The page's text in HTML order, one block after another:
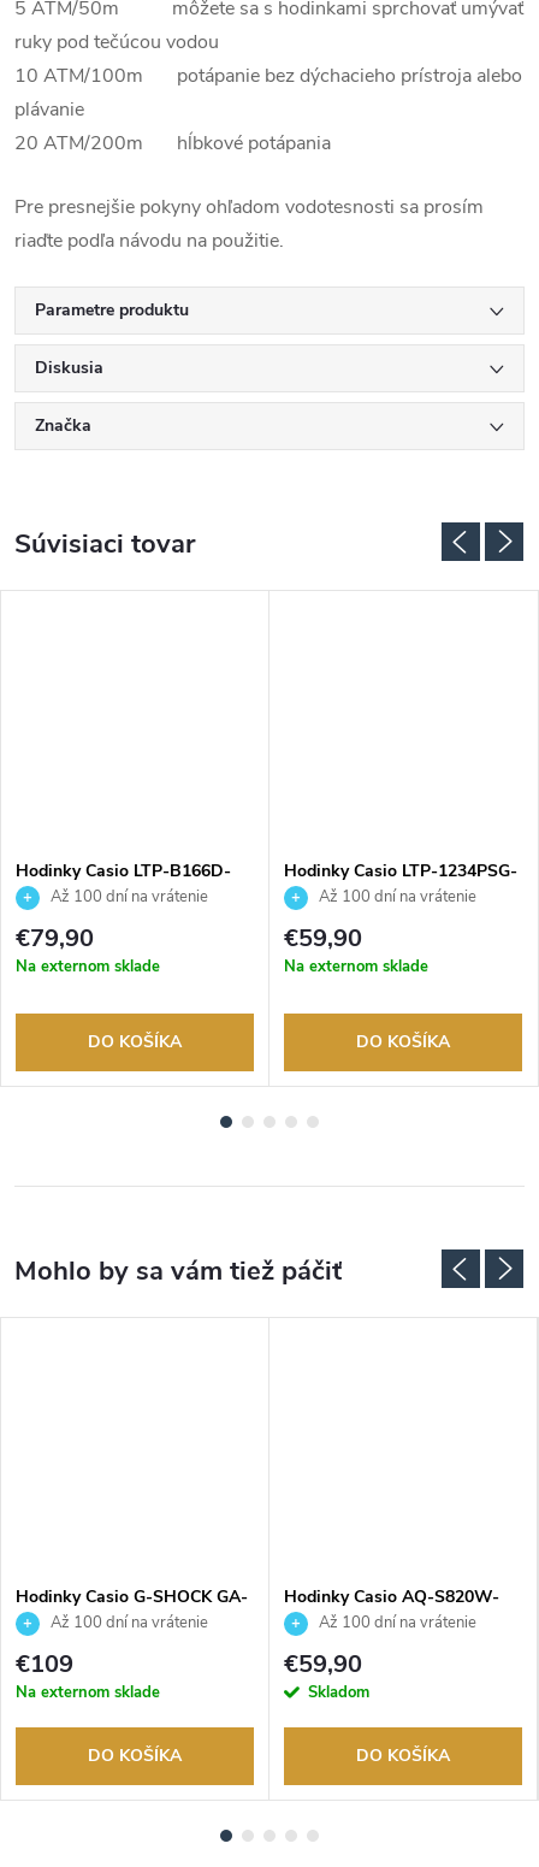
5 ATM/50m môžete sa s hodinkami sprchovať umývať
ruky pod tečúcou vodou
10 ATM/100m potápanie bez dýchacieho prístroja alebo
plávanie
20 ATM/200m hĺbkové potápania
Pre presnejšie pokyny ohľadom vodotesnosti sa prosím
riaďte podľa návodu na použitie.
Parametre produktu
Diskusia
Značka
Súvisiaci tovar
Hodinky Casio LTP-B166D-
2AVEFAž 100 dní na vrátenie
tovaru. Autorizovaný predajca.
€79,90
Na externom sklade
DO KOŠÍKA
Hodinky Casio LTP-1234PSG-
7AEGAž 100 dní na vrátenie
tovaru. Autorizovaný predajca.
€59,90
Na externom sklade
DO KOŠÍKA
Hodinky Casio G-SHOCK GA-
2100-4AER
Až 100 dní na vrátenie
tovaru. Autorizovaný predajca.
€109
Na externom sklade
DO KOŠÍKA
Hodinky Casio AQ-S820W-
3BVEFAž 100 dní na vrátenie
tovaru. Autorizovaný predajca.
€59,90
Skladom
DO KOŠÍKA